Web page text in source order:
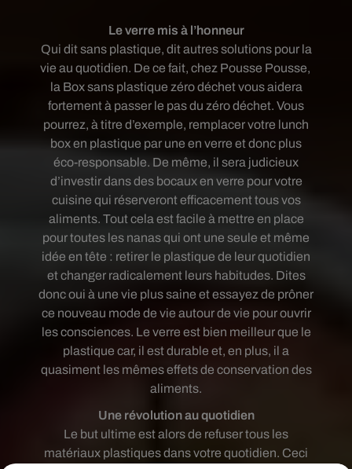
Le verre mis à l’honneur
Qui dit sans plastique, dit autres solutions pour la
vie au quotidien. De ce fait, chez Pousse Pousse,
la Box sans plastique zéro déchet vous aidera
fortement à passer le pas du zéro déchet. Vous
pourrez, à titre d’exemple, remplacer votre lunch
box en plastique par une en verre et donc plus
éco-responsable. De même, il sera judicieux
d’investir dans des bocaux en verre pour votre
cuisine qui réserveront efficacement tous vos
aliments. Tout cela est facile à mettre en place
pour toutes les nanas qui ont une seule et même
idée en tête : retirer le plastique de leur quotidien
et changer radicalement leurs habitudes. Dites
donc oui à une vie plus saine et essayez de prôner
ce nouveau mode de vie autour de vie pour ouvrir
les consciences. Le verre est bien meilleur que le
plastique car, il est durable et, en plus, il a
quasiment les mêmes effets de conservation des
aliments.
Une révolution au quotidien
Le but ultime est alors de refuser tous les
matériaux plastiques dans votre quotidien. Ceci